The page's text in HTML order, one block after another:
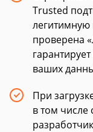
Trusted
легитимную
проверена
ваших
При
в том числе